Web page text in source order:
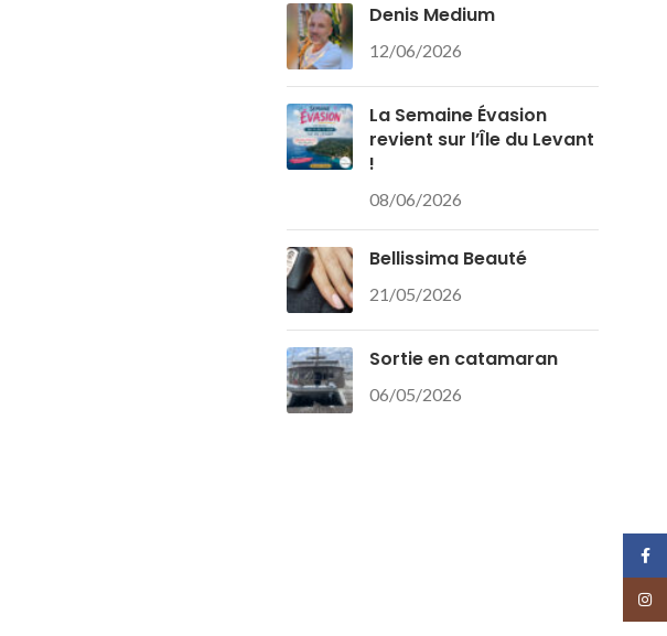
Denis Medium
12/06/2026
La Semaine Évasion
revient sur l’Île du Levant
!
08/06/2026
Bellissima Beauté
21/05/2026
Sortie en catamaran
06/05/2026